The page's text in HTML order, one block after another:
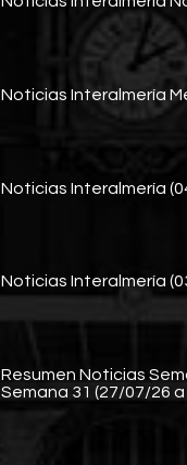
Noticias Interalmería
Noticias Interalmería
Noticias Interalmería
Resumen Noticias
Semana 31 (27/07/26